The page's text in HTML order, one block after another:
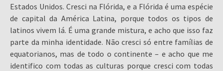
Estados Unidos. Cresci na Flórida, e a Flórida é uma espécie
de capital da América Latina, porque todos os tipos de
latinos vivem lá. É uma grande mistura, e acho que isso faz
parte da minha identidade. Não cresci só entre famílias de
equatorianos, mas de todo o continente – e acho que me
identifico com todas as culturas porque cresci com todas